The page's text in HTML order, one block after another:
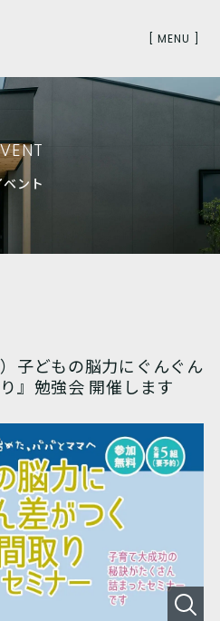
[ MENU ]
ベント
子どもの脳力にぐんぐん
』勉強会 開催します